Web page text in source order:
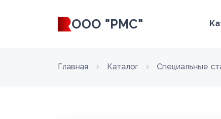
ООО "РМС"
Главная Каталог Специальные